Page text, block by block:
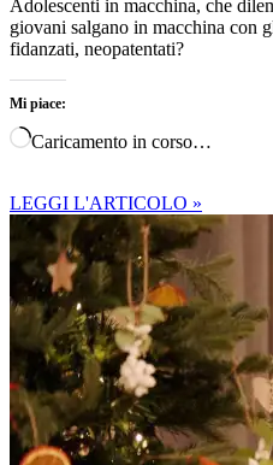
Adolescenti in macchina, che
giovani salgano in macchina con
fidanzati, neopatentati?
Mi piace:
Caricamento in corso…
LEGGI L'ARTICOLO »